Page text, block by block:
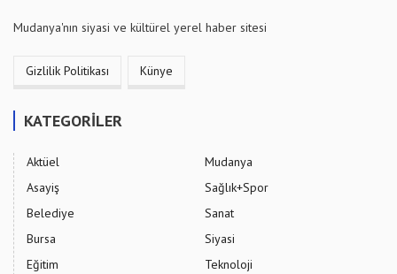
Mudanya'nın siyasi ve kültürel yerel haber sitesi
Gizlilik Politikası Künye
KATEGORİLER
Aktüel
Asayiş
Belediye
Bursa
Eğitim
Mudanya
Sağlık+Spor
Sanat
Siyasi
Teknoloji